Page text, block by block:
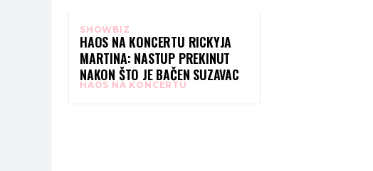
SHOWBIZ
HAOS NA KONCERTU RICKYJA
MARTINA: NASTUP PREKINUT
NAKON ŠTO JE BAČEN SUZAVAC
HAOS NA KONCERTU